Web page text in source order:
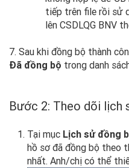
tiếp trên file rồi sử
lên CSDLQG BNV
7. Sau khi đồng bộ thành
Đã đồng bộ trong danh
Bước 2: Theo dõi lịch
Tại mục Lịch sử đồng
hồ sơ đã đồng bộ theo
nhất. Anh/chị có thể